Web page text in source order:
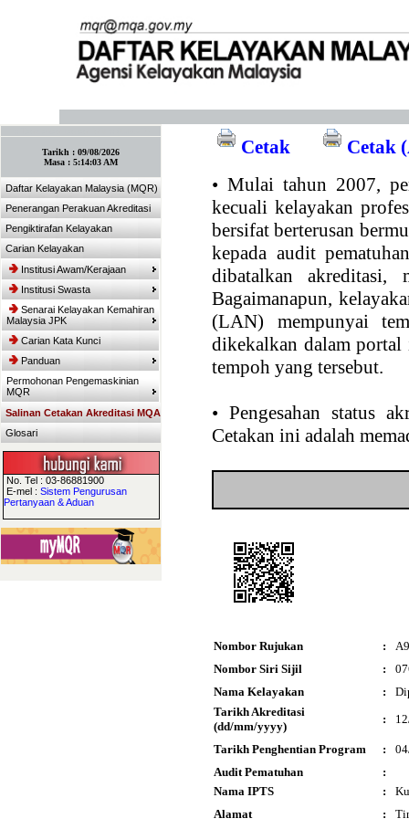
Tarikh : 09/08/2026
Masa : 5:14:03 AM
Daftar Kelayakan Malaysia (MQR)
Penerangan Perakuan Akreditasi
Pengiktirafan Kelayakan
Carian Kelayakan
Institusi Awam/Kerajaan
Institusi Swasta
Senarai Kelayakan Kemahiran
Malaysia JPK
Carian Kata Kunci
Panduan
Permohonan Pengemaskinian
MQR
Salinan Cetakan Akreditasi MQA
Glosari
No. Tel : 03-86881900
E-mel : Sistem Pengurusan
Pertanyaan & Aduan
Cetak
Cetak
• Mulai tahun 2007,
kecuali kelayakan
bersifat berterusan
kepada audit
dibatalkan akreditasi,
Bagaimanapun,
(LAN) mempunyai
dikekalkan dalam portal
tempoh yang tersebut.
• Pengesahan status
Cetakan ini adalah
Nombor Rujukan :
Nombor Siri Sijil
:
Nama Kelayakan
:
Tarikh Akreditasi
(dd/mm/yyyy)
:
Tarikh Penghentian Program :
Audit Pematuhan
:
Nama IPTS
:
Alamat
: